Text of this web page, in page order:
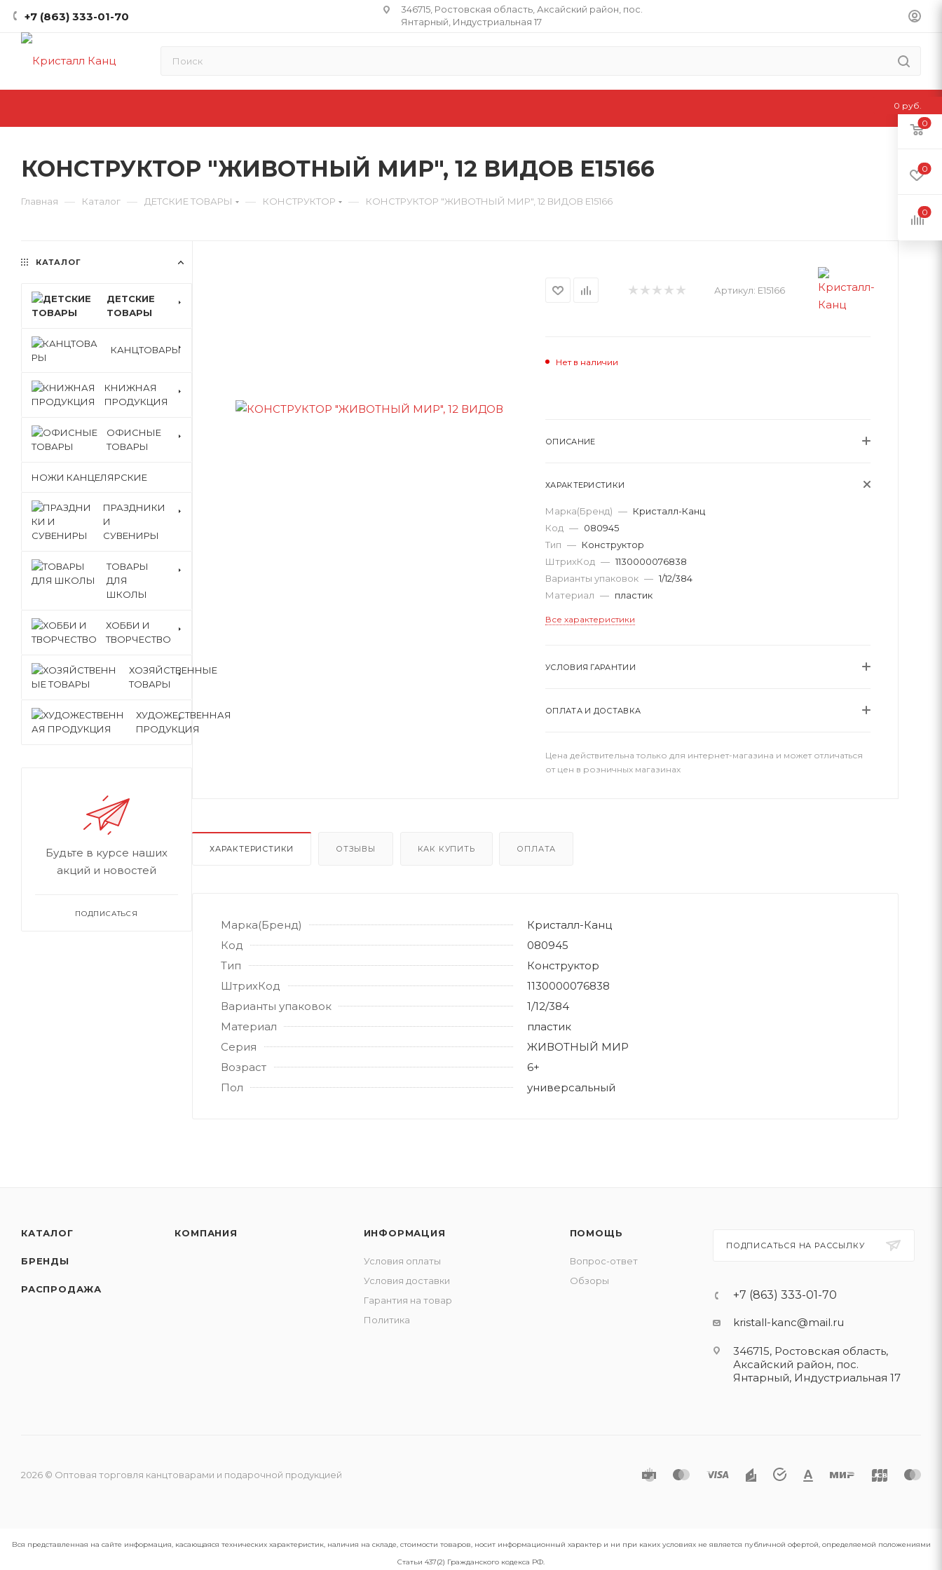
+7 (863) 333-01-70
346715, Ростовская область​, Аксайский район, пос.
Янтарный, Индустриальная 17
КОНСТРУКТОР "ЖИВОТНЫЙ МИР", 12 ВИДОВ E15166
Главная — Каталог — ДЕТСКИЕ ТОВАРЫ — КОНСТРУКТОР — КОНСТРУКТОР "ЖИВОТНЫЙ МИР", 12 ВИДОВ E15166
Артикул: E15166
Нет в наличии
ОПИСАНИЕ
ХАРАКТЕРИСТИКИ
Марка(Бренд) — Кристалл-Канц
Код — 080945
Тип — Конструктор
ШтрихКод — 1130000076838
Варианты упаковок — 1/12/384
Материал — пластик
Все характеристики
УСЛОВИЯ ГАРАНТИИ
ОПЛАТА И ДОСТАВКА
Цена действительна только для интернет-магазина и может отличаться
от цен в розничных магазинах
ХАРАКТЕРИСТИКИ ОТЗЫВЫ КАК КУПИТЬ ОПЛАТА
Марка(Бренд)
Кристалл-Канц
Код
080945
Тип
Конструктор
ШтрихКод
1130000076838
Варианты упаковок
1/12/384
Материал
пластик
Серия
ЖИВОТНЫЙ МИР
Возраст
6+
Пол
универсальный
КАТАЛОГ
ДЕТСКИЕ
ТОВАРЫ
КАНЦТОВАРЫ
КНИЖНАЯ
ПРОДУКЦИЯ
ОФИСНЫЕ
ТОВАРЫ
НОЖИ КАНЦЕЛЯРСКИЕ
ПРАЗДНИКИ
И
СУВЕНИРЫ
ТОВАРЫ
ДЛЯ
ШКОЛЫ
ХОББИ И
ТВОРЧЕСТВО
ХОЗЯЙСТВЕННЫЕ
ТОВАРЫ
ХУДОЖЕСТВЕННАЯ
ПРОДУКЦИЯ
Будьте в курсе наших
акций и новостей
ПОДПИСАТЬСЯ
КАТАЛОГ
БРЕНДЫ
РАСПРОДАЖА
КОМПАНИЯ ИНФОРМАЦИЯ
Условия оплаты
Условия доставки
Гарантия на товар
Политика
ПОМОЩЬ
Вопрос-ответ
Обзоры
ПОДПИСАТЬСЯ НА РАССЫЛКУ
+7 (863) 333-01-70
kristall-kanc@mail.ru
346715, Ростовская область​,
Аксайский район, пос.
Янтарный, Индустриальная 17
2026 © Оптовая торговля канцтоварами и подарочной продукцией
0
0
0
0 руб.
Вся представленная на сайте информация, касающаяся технических характеристик, наличия на складе, стоимости товаров, носит информационный характер и ни при каких условиях не является публичной офертой, определяемой положениями
Статьи 437(2) Гражданского кодекса РФ.